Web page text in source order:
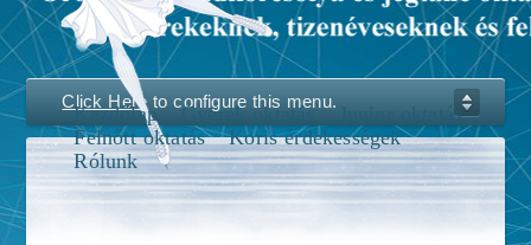
Kezdőlap Gyerek oktatás
Junior oktatás
Felnőtt oktatás
Koris érdekességek
Rólunk
Click Here to configure this menu.